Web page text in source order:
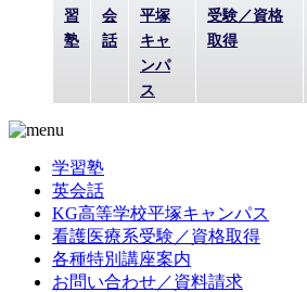
習
塾
会
話
平塚
キャ
ンパ
ス
受験／資格
取得
学習塾
英会話
KG高等学校平塚キャンパス
看護医療系受験／資格取得
各種特別講座案内
お問い合わせ／資料請求